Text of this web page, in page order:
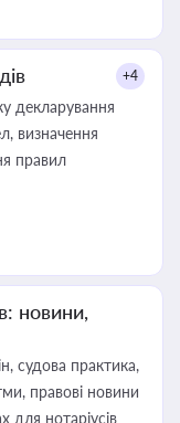
+4
декларування
визначення
правил
новини,
судова практика,
правові новини
для нотаріусів